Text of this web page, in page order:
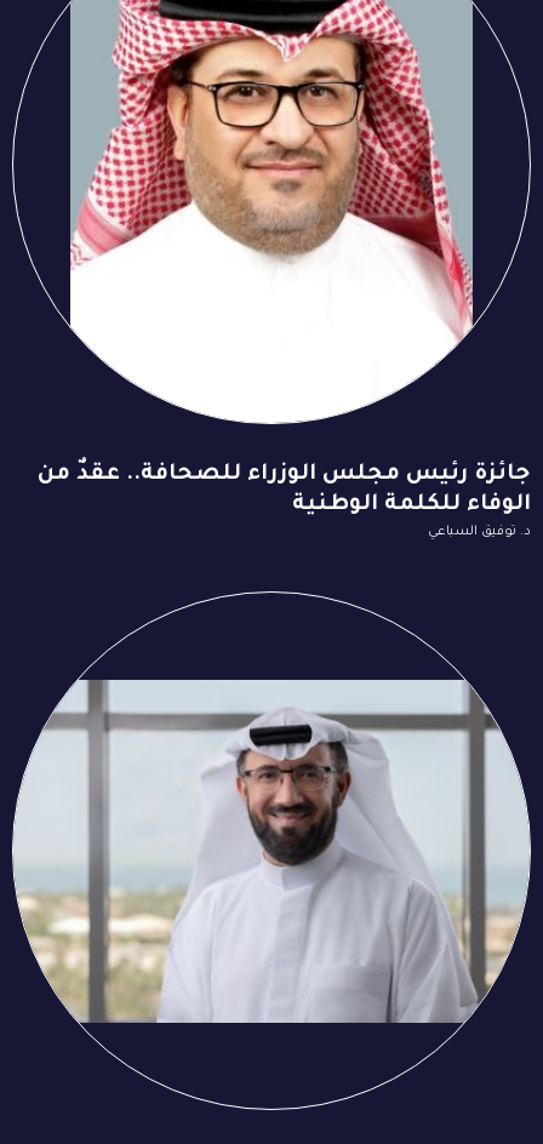
جائزة رئيس مجلس الوزراء للصحافة.. عقدٌ من
الوفاء للكلمة الوطنية
د. توفيق السباعي